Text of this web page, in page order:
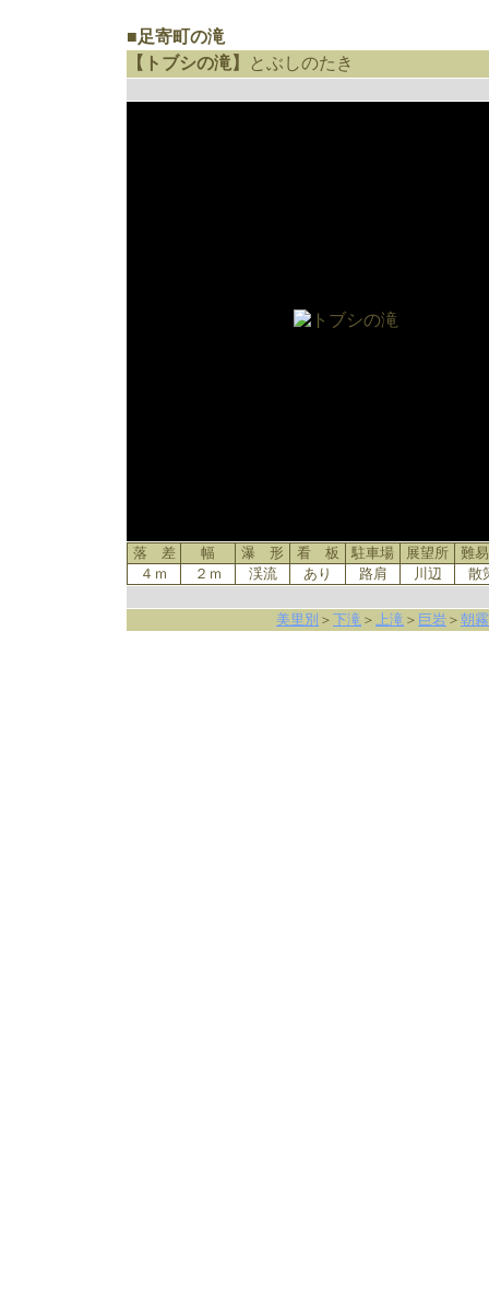
■足寄町の滝
【トブシの滝】
とぶしのたき
落 差 幅 瀑 形 看 板 駐車場 展望所
難
４ｍ
２ｍ 渓流 あり 路肩 川辺 散
美里別 ＞ 下滝 ＞ 上滝 ＞ 巨岩 ＞ 朝霧